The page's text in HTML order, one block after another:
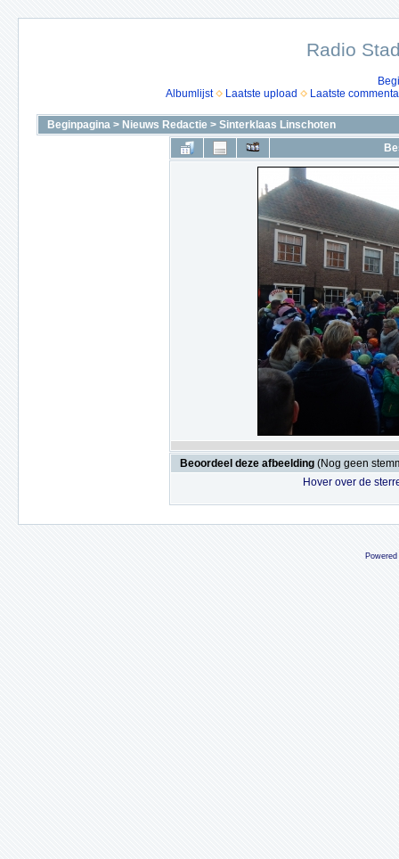
Radio
Albumlijst
Laatste upload Laatste
Beginpagina > Nieuws Redactie > Sinterklaas Linschoten
Beoordeel deze afbeelding (Nog geen
Hover over de